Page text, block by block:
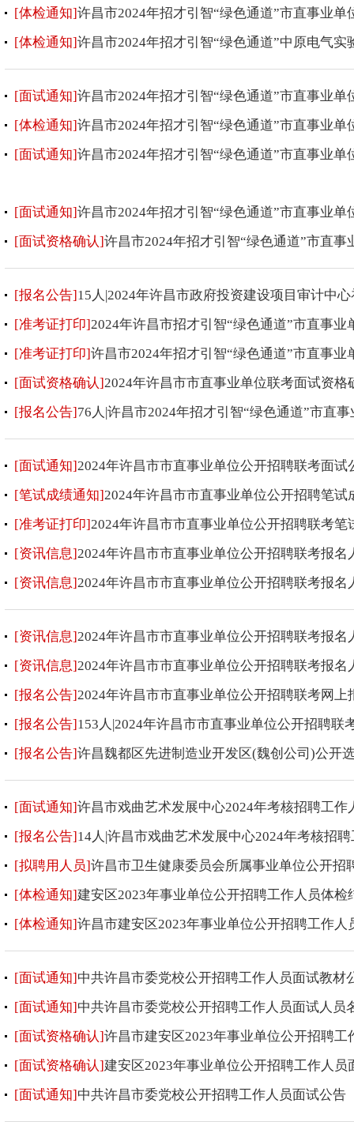
[体检通知]许昌市2024年招才引智“绿色通道”市直事业
[体检通知]许昌市2024年招才引智“绿色通道”中原电气
[面试通知]许昌市2024年招才引智“绿色通道”市直事业
[体检通知]许昌市2024年招才引智“绿色通道”市直事业
[面试通知]许昌市2024年招才引智“绿色通道”市直事业
[面试通知]许昌市2024年招才引智“绿色通道”市直事业
[面试资格确认]许昌市2024年招才引智“绿色通道”市直
[报名公告]15人|2024年许昌市政府投资建设项目审计中
[准考证打印]2024年许昌市招才引智“绿色通道”市直事
[准考证打印]许昌市2024年招才引智“绿色通道”市直事
[面试资格确认]2024年许昌市市直事业单位联考面试资格
[报名公告]76人|许昌市2024年招才引智“绿色通道”市直
[面试通知]2024年许昌市市直事业单位公开招聘联考面试
[笔试成绩通知]2024年许昌市市直事业单位公开招聘笔试
[准考证打印]2024年许昌市市直事业单位公开招聘联考笔
[资讯信息]2024年许昌市市直事业单位公开招聘联考报名
[资讯信息]2024年许昌市市直事业单位公开招聘联考报名
[资讯信息]2024年许昌市市直事业单位公开招聘联考报名
[资讯信息]2024年许昌市市直事业单位公开招聘联考报名
[报名公告]2024年许昌市市直事业单位公开招聘联考网上
[报名公告]153人|2024年许昌市市直事业单位公开招聘联
[报名公告]许昌魏都区先进制造业开发区(魏创公司)公开
[面试通知]许昌市戏曲艺术发展中心2024年考核招聘工作
[报名公告]14人|许昌市戏曲艺术发展中心2024年考核招
[拟聘用人员]许昌市卫生健康委员会所属事业单位公开招
[体检通知]建安区2023年事业单位公开招聘工作人员体检
[体检通知]许昌市建安区2023年事业单位公开招聘工作人
[面试通知]中共许昌市委党校公开招聘工作人员面试教材
[面试通知]中共许昌市委党校公开招聘工作人员面试人员
[面试资格确认]许昌市建安区2023年事业单位公开招聘
[面试资格确认]建安区2023年事业单位公开招聘工作人员
[面试通知]中共许昌市委党校公开招聘工作人员面试公告